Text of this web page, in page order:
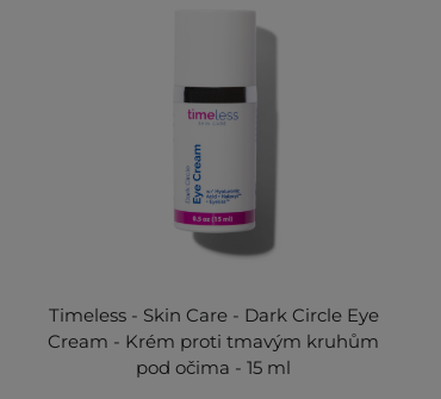
Timeless - Skin Care - Dark Circle Eye
Cream - Krém proti tmavým kruhům
pod očima - 15 ml